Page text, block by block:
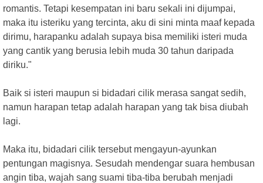
romantis. Tetapi kesempatan ini baru sekali ini dijumpai,
maka itu isteriku yang tercinta, aku di sini minta maaf kepada
dirimu, harapanku adalah supaya bisa memiliki isteri muda
yang cantik yang berusia lebih muda 30 tahun daripada
diriku."
Baik si isteri maupun si bidadari cilik merasa sangat sedih,
namun harapan tetap adalah harapan yang tak bisa diubah
lagi.
Maka itu, bidadari cilik tersebut mengayun-ayunkan
pentungan magisnya. Sesudah mendengar suara hembusan
angin tiba, wajah sang suami tiba-tiba berubah menjadi